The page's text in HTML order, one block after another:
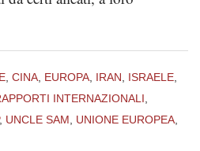
CINA EUROPA IRAN ISRAELE
INTERNAZIONALI
, UNCLE SAM UNIONE EUROPEA